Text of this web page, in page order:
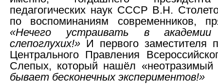
педагогических наук СССР В.Н.
по воспоминаниям современников,
«Нечего устраивать в академии
слепоглухих!» И первого заместителя
Центрального Правления
Слепых, который нашёл
бывает бесконечных экспериментов!»